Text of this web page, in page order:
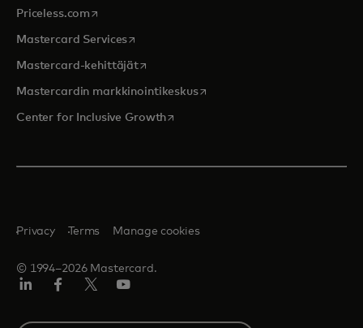
Priceless.com opens in a new tab
Mastercard Servicesopens in a new tab
Mastercard-kehittäjätopens in a new tab
Mastercardin markkinointikeskusopens in a new tab
Center for Inclusive Growthopens in a new tab
© 1994–2026 Mastercard.
Privacy Terms Manage cookies